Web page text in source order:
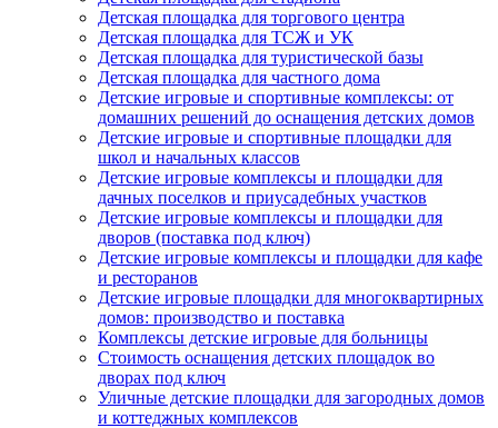
Детская площадка для торгового центра
Детская площадка для ТСЖ и УК
Детская площадка для туристической базы
Детская площадка для частного дома
Детские игровые и спортивные комплексы: от
домашних решений до оснащения детских домов
Детские игровые и спортивные площадки для
школ и начальных классов
Детские игровые комплексы и площадки для
дачных поселков и приусадебных участков
Детские игровые комплексы и площадки для
дворов (поставка под ключ)
Детские игровые комплексы и площадки для кафе
и ресторанов
Детские игровые площадки для многоквартирных
домов: производство и поставка
Комплексы детские игровые для больницы
Стоимость оснащения детских площадок во
дворах под ключ
Уличные детские площадки для загородных домов
и коттеджных комплексов